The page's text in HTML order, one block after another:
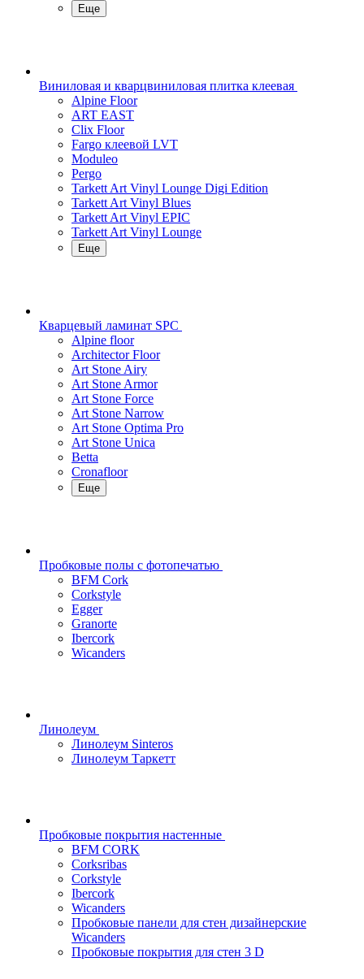
Еще
Виниловая и кварцвиниловая плитка клеевая
Alpine Floor
ART EAST
Clix Floor
Fargo клеевой LVT
Moduleo
Pergo
Tarkett Art Vinyl Lounge Digi Edition
Tarkett Art Vinyl Blues
Tarkett Art Vinyl EPIC
Tarkett Art Vinyl Lounge
Еще
Кварцевый ламинат SPC
Alpine floor
Architector Floor
Art Stone Airy
Art Stone Armor
Art Stone Force
Art Stone Narrow
Art Stone Optima Pro
Art Stone Unica
Betta
Cronafloor
Еще
Пробковые полы с фотопечатью
BFM Cork
Corkstyle
Egger
Granorte
Ibercork
Wicanders
Линолеум
Линолеум Sinteros
Линолеум Таркетт
Пробковые покрытия настенные
BFM CORK
Corksribas
Corkstyle
Ibercork
Wicanders
Пробковые панели для стен дизайнерские
Wicanders
Пробковые покрытия для стен 3 D